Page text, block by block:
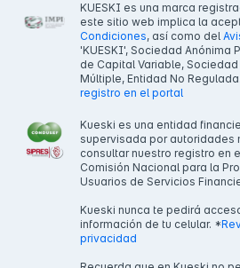
KUESKI es una marca
este sitio web implica la
Condiciones, así como del
'KUESKI', Sociedad Anónima
de Capital Variable,
Múltiple, Entidad No Regulada.
registro en el portal
Kueski es una entidad
supervisada por autoridades
consultar nuestro registro en
Comisión Nacional para la
Usuarios de Servicios
Kueski nunca te pedirá
información de tu celular. *
privacidad